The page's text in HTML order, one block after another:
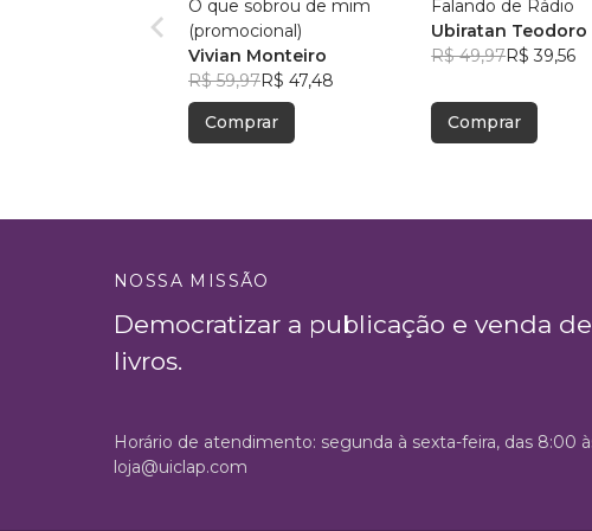
O que sobrou de mim
(promocional)
Vivian Monteiro
R$ 59,97R$ 47,48
Comprar
Falando de Rádio
Ubiratan Teodoro
R$ 49,97R$ 39,56
Comprar
NOSSA MISSÃO
Democratizar a publicação e venda de
livros.
Horário de atendimento: segunda à sexta-feira, das 8:00
loja@uiclap.com